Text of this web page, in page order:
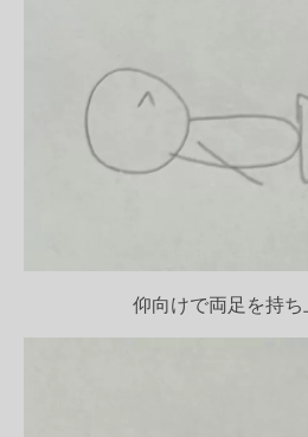
仰向けで両足を持